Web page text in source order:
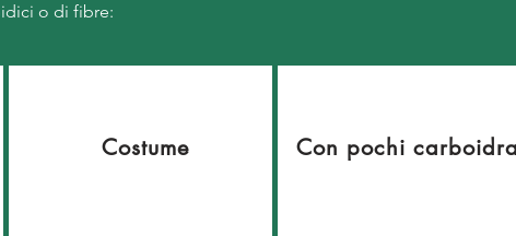
o di fibre:
Costume Con pochi